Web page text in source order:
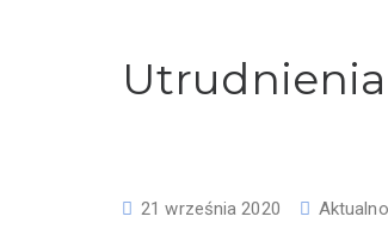
21 września 2020